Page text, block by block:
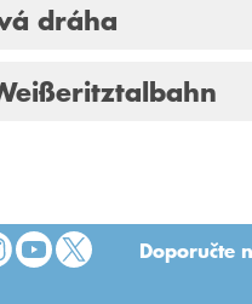
dráha
Doporučte